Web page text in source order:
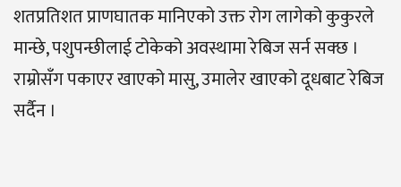
शतप्रतिशत प्राणघातक मानिएको उक्त रोग लागेको कुकुरले
मान्छे, पशुपन्छीलाई टोकेको अवस्थामा रेबिज सर्न सक्छ ।
राम्रोसँग पकाएर खाएको मासु, उमालेर खाएको दूधबाट रेबिज
सर्दैन ।